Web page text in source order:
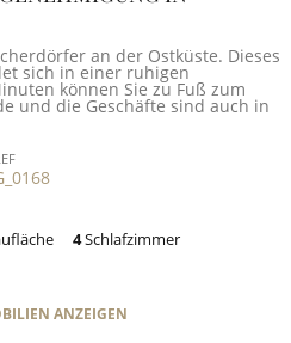
an der Ostküste. Dieses
sich in einer ruhigen
können Sie zu Fuß zum
und die Geschäfte sind auch in
4Schlafzimmer
ANZEIGEN